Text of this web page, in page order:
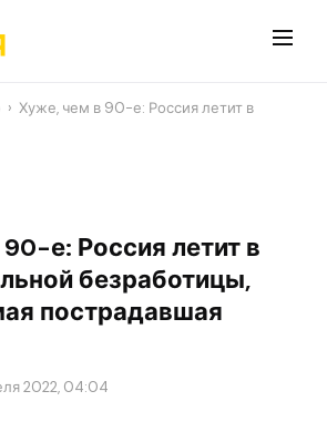
› ​Хуже, чем в 90-е: Россия летит в
е: Россия летит в
безработицы,
пострадавшая
2022, 04:04